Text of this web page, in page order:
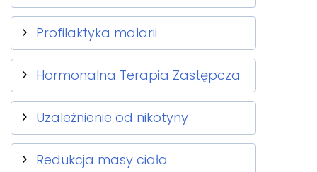
Profilaktyka malarii
Hormonalna Terapia Zastępcza
Uzależnienie od nikotyny
Redukcja masy ciała